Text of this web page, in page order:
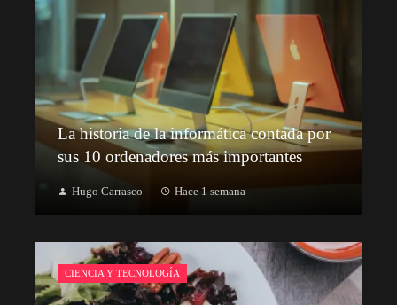
La historia de la informática contada por
sus 10 ordenadores más importantes
Hugo Carrasco Hace 1 semana
CIENCIA Y TECNOLOGÍA